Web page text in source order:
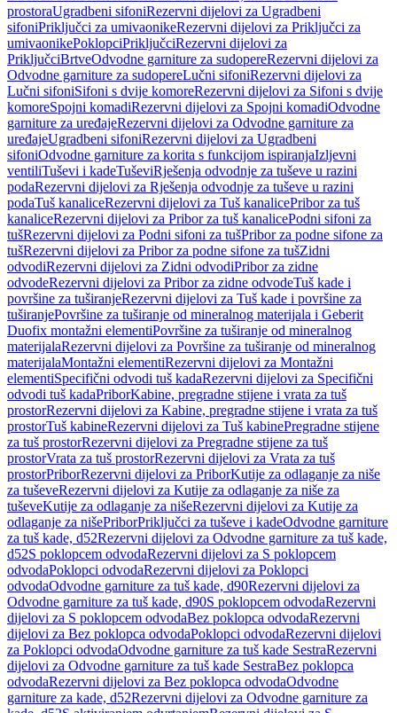
prostoraUgradbeni sifoniRezervni dijelovi za Ugradbeni
sifoniPriključci za umivaonikeRezervni dijelovi za Priključci za
umivaonikePoklopciPriključciRezervni dijelovi za
PriključciBrtveOdvodne garniture za sudopereRezervni dijelovi za
Odvodne garniture za sudopereLučni sifoniRezervni dijelovi za
Lučni sifoniSifoni s dvije komoreRezervni dijelovi za Sifoni s dvije
komoreSpojni komadiRezervni dijelovi za Spojni komadiOdvodne
garniture za uređajeRezervni dijelovi za Odvodne garniture za
uređajeUgradbeni sifoniRezervni dijelovi za Ugradbeni
sifoniOdvodne garniture za korita s funkcijom ispiranjaIzljevni
ventiliTuševi i kadeTuševiRješenja odvodnje za tuševe u razini
podaRezervni dijelovi za Rješenja odvodnje za tuševe u razini
podaTuš kanaliceRezervni dijelovi za Tuš kanalicePribor za tuš
kanaliceRezervni dijelovi za Pribor za tuš kanalicePodni sifoni za
tušRezervni dijelovi za Podni sifoni za tušPribor za podne sifone za
tušRezervni dijelovi za Pribor za podne sifone za tušZidni
odvodiRezervni dijelovi za Zidni odvodiPribor za zidne
odvodeRezervni dijelovi za Pribor za zidne odvodeTuš kade i
površine za tuširanjeRezervni dijelovi za Tuš kade i površine za
tuširanjePovršine za tuširanje od mineralnog materijala i Geberit
Duofix montažni elementiPovršine za tuširanje od mineralnog
materijalaRezervni dijelovi za Površine za tuširanje od mineralnog
materijalaMontažni elementiRezervni dijelovi za Montažni
elementiSpecifični odvodi tuš kadaRezervni dijelovi za Specifični
odvodi tuš kadaPriborKabine, pregradne stijene i vrata za tuš
prostorRezervni dijelovi za Kabine, pregradne stijene i vrata za tuš
prostorTuš kabineRezervni dijelovi za Tuš kabinePregradne stijene
za tuš prostorRezervni dijelovi za Pregradne stijene za tuš
prostorVrata za tuš prostorRezervni dijelovi za Vrata za tuš
prostorPriborRezervni dijelovi za PriborKutije za odlaganje za niše
za tuševeRezervni dijelovi za Kutije za odlaganje za niše za
tuševeKutije za odlaganje za nišeRezervni dijelovi za Kutije za
odlaganje za nišePriborPriključci za tuševe i kadeOdvodne garniture
za tuš kade, d52Rezervni dijelovi za Odvodne garniture za tuš kade,
d52S poklopcem odvodaRezervni dijelovi za S poklopcem
odvodaPoklopci odvodaRezervni dijelovi za Poklopci
odvodaOdvodne garniture za tuš kade, d90Rezervni dijelovi za
Odvodne garniture za tuš kade, d90S poklopcem odvodaRezervni
dijelovi za S poklopcem odvodaBez poklopca odvodaRezervni
dijelovi za Bez poklopca odvodaPoklopci odvodaRezervni dijelovi
za Poklopci odvodaOdvodne garniture za tuš kade SestraRezervni
dijelovi za Odvodne garniture za tuš kade SestraBez poklopca
odvodaRezervni dijelovi za Bez poklopca odvodaOdvodne
garniture za kade, d52Rezervni dijelovi za Odvodne garniture za